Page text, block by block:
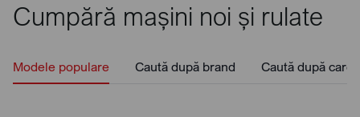
Cumpără mașini noi și rulate
Modele populare Caută după brand Caută după